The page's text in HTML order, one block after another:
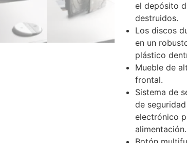
el depósito
destruidos.
Los discos
en un
plástico
Mueble de
frontal.
Sistema de
de
electrónico
alimentación.